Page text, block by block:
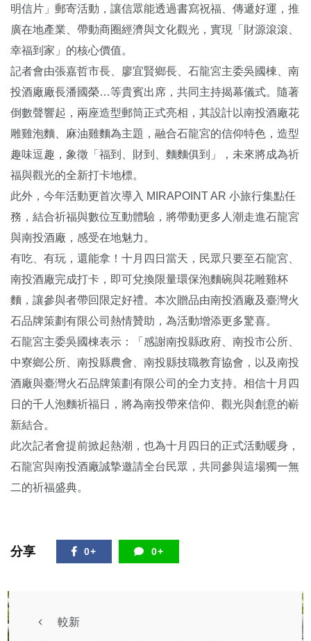
明信片」郵寄活動，讓信眾能透過書寫祝福、傳遞好運，推
廣在地產業、帶動商圈經濟與文化觀光，實現「財源滾滾、
幸福到家」的核心價值。
記者會由張嘉哲市長、廖宜賢鄉長、石龍宮主委吳國棟、南
投酒廠廠長潘國榮…等貴賓出席，共同主持揭幕儀式。隨著
倒數聲響起，兩座造型郵筒正式亮相，其設計以南投酒廠花
雕雞泡麵、麻油雞麵為主題，融合石龍宮的信仰特色，造型
趣味逗趣，象徵「福到、財到、麵麵俱到」，未來將成為祈
福與觀光的全新打卡地標。
此外，今年活動更首次導入 MIRAPOINT AR 小旅行集點任
務，結合祈福與數位互動體驗，將帶動更多人潮走進石龍宮
與南投酒廠，感受在地魅力。
有吃、有玩，還能拿！十月四日當天，民眾只要至石龍宮、
南投酒廠完成打卡，即可兌換限量環保泡麵碗與花雕雞杯
麵，讓參與者帶回限定好禮。本次贈品由南投酒廠及臺灣火
石品牌策劃有限公司熱情贊助，為活動增添更多驚喜。
石龍宮主委吳國棟表示：「感謝南投縣政府、南投市公所、
中寮鄉公所、南投縣農會、南投縣技職教育協會，以及南投
酒廠與臺灣火石品牌策劃有限公司的全力支持。相信十月四
日的千人泡麵祈福日，將為南投帶來信仰、觀光與創意的嶄
新結合。
此次記者會提前掀起熱潮，也為十月四日的正式活動暖身，
石龍宮與南投酒廠誠摯邀請全台民眾，共同參與這場獨一無
二的祈福盛典。
分享 0+ 0+
較新